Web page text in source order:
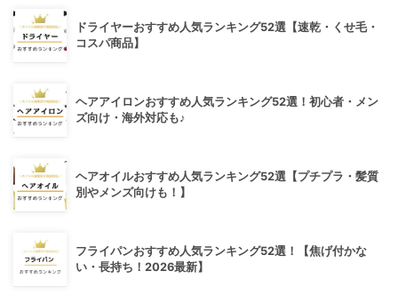
ドライヤーおすすめ人気ランキング52選【速乾・くせ毛・
コスパ商品】
ヘアアイロンおすすめ人気ランキング52選！初心者・メン
ズ向け・海外対応も♪
ヘアオイルおすすめ人気ランキング52選【プチプラ・髪質
別やメンズ向けも！】
フライパンおすすめ人気ランキング52選！【焦げ付かな
い・長持ち！2026最新】